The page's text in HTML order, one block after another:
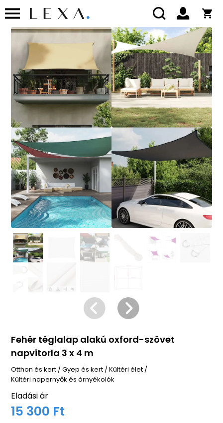
Fehér téglalap alakú oxford-szövet
napvitorla 3 x 4 m
Otthon és kert /Gyep és kert /Kültéri élet /
Kültéri napernyők és árnyékolók
Eladási ár
15 300 Ft